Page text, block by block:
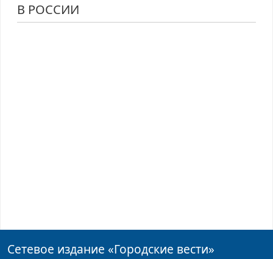
В РОССИИ
Сетевое издание «Городские вести»